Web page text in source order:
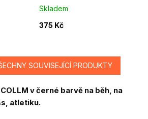
Skladem
375 Kč
SOUVISEJÍCÍ PRODUKTY
v černé barvě na běh, na
atletiku.